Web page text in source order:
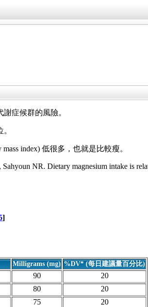
症候群的風險。
index) 低很多，也就是比較瘦。
NR. Dietary magnesium intake is
]
Milligrams (mg) %DV* (每日建議量百分比)
90
20
80
20
75
20